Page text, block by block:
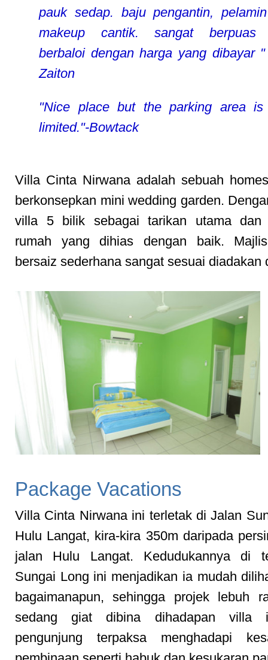
pauk sedap. baju pengantin,
makeup cantik. sangat berpuas
berbaloi dengan harga yang dibayar
Zaiton
"Nice place but the parking area is
limited."-Bowtack
Villa Cinta Nirwana adalah sebuah
berkonsepkan mini wedding garden.
villa 5 bilik sebagai tarikan utama dan
rumah yang dihias dengan baik.
bersaiz sederhana sangat sesuai diadakan
Package Vacations
Villa Cinta Nirwana ini terletak di Jalan
Hulu Langat, kira-kira 350m daripada
jalan Hulu Langat. Kedudukannya di
Sungai Long ini menjadikan ia mudah
bagaimanapun, sehingga projek lebuh
sedang giat dibina dihadapan villa
pengunjung terpaksa menghadapi